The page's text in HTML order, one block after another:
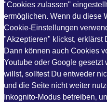
"Cookies zulassen"
ermöglichen. Wenn du diese
Cookie-Einstellungen
"Akzeptieren" klickst, erklärst
Dann können auch Cookies
Youtube oder Google gesetzt
willst, solltest Du entweder
und die Seite nicht weiter
Inkognito-Modus betreiben,